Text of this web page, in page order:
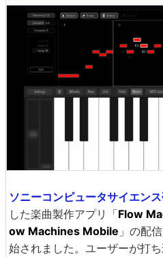
ソニーコンピュータサイエン
した楽曲製作アプリ「Flow
ow Machines Mobile 」の配
始されました。ユーザーが打